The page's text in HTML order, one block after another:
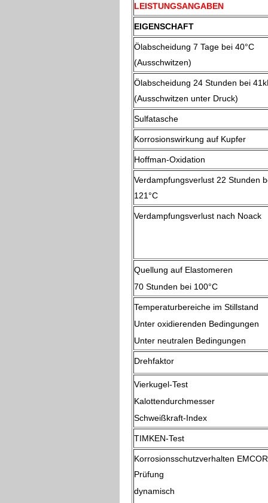
LEISTUNGSANGABEN
EIGENSCHAFT
Ölabscheidung 7 Tage bei 40°C
(Ausschwitzen)
Ölabscheidung 24 Stunden bei
(Ausschwitzen unter Druck)
Sulfatasche
Korrosionswirkung auf Kupfer
Hoffman-Oxidation
Verdampfungsverlust 22 Stunden
121°C
Verdampfungsverlust nach Noack
Quellung auf Elastomeren
70 Stunden bei 100°C
Temperaturbereiche im Stillstand
Unter oxidierenden Bedingungen
Unter neutralen Bedingungen
Drehfaktor
Vierkugel-Test
Kalottendurchmesser
Schweißkraft-Index
TIMKEN-Test
Korrosionsschutzverhalten
Prüfung
dynamisch